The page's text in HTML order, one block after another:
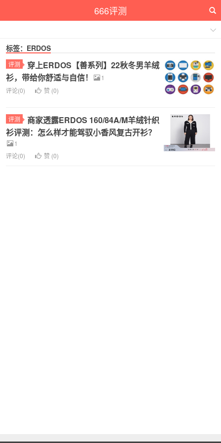
666评测
标签：ERDOS
评测
穿上ERDOS【善系列】22秋冬男羊绒
衫，带给你舒适与自信！
1
评论(0)
赞 (0)
评测
商家透露ERDOS 160/84A/M羊绒针织
衫评测：怎么样才能驾驭小香风复古开衫？
1
评论(0)
赞 (0)